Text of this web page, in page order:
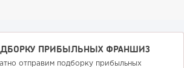
ПРИБЫЛЬНЫХ ФРАНШИЗ
отправим подборку прибыльных